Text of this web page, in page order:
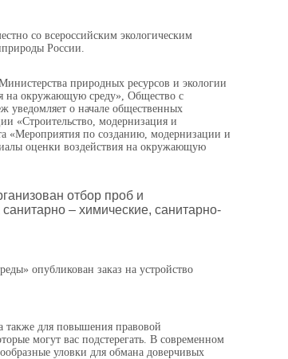
со всероссийским экологическим
России.
природных ресурсов и экологии
на окружающую среду», Общество с
уведомляет о начале общественных
«Строительство, модернизация и
«Мероприятия по созданию, модернизации и
оценки воздействия на окружающую
отбор проб и
– химические, санитарно-
опубликован заказ на устройство
также для повышения правовой
могут вас подстерегать. В современном
уловки для обмана доверчивых